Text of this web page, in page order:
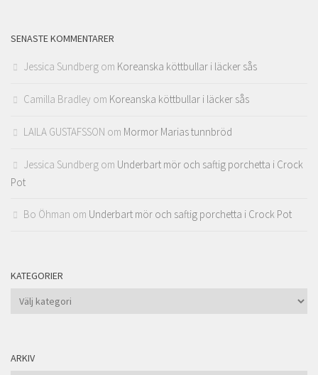
SENASTE KOMMENTARER
Jessica Sundberg om Koreanska köttbullar i läcker sås
Camilla Bradley om Koreanska köttbullar i läcker sås
LAILA GUSTAFSSON om Mormor Marias tunnbröd
Jessica Sundberg om Underbart mör och saftig porchetta i Crock
Pot
Bo Öhman om Underbart mör och saftig porchetta i Crock Pot
KATEGORIER
Kategorier
ARKIV